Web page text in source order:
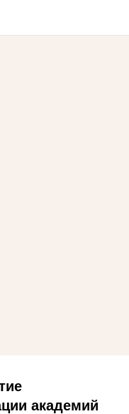
академий